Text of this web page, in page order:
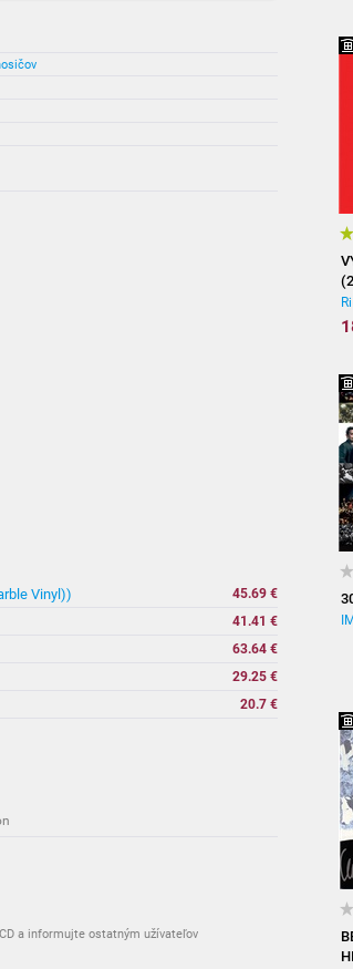
Vinyl)) 45.69 €
41.41 €
63.64 €
29.25 €
20.7 €
a informujte ostatným užívateľov